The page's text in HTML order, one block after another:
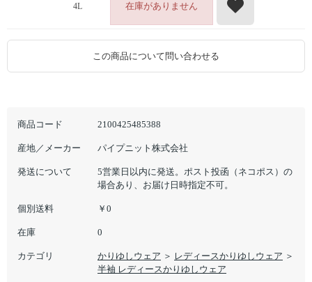
商品コード 2100425485388
産地／メーカー パイプニット株式会社
発送について
5営業日以内に発送。ポスト投函（ネコポス）の
場合あり、お届け日時指定不可。
個別送料 ￥0
在庫 0
カテゴリ かりゆしウェア ＞ レディースかりゆしウェア ＞
半袖 レディースかりゆしウェア
4L 在庫がありません
この商品について問い合わせる